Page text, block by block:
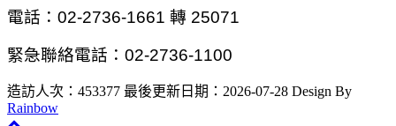
電話：02-2736-1661 轉 25071
緊急聯絡電話：02-2736-1100
造訪人次：453377 最後更新日期：2026-07-28 Design By
Rainbow